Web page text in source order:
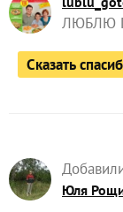
ЛЮБЛЮ
Сказать
Юля